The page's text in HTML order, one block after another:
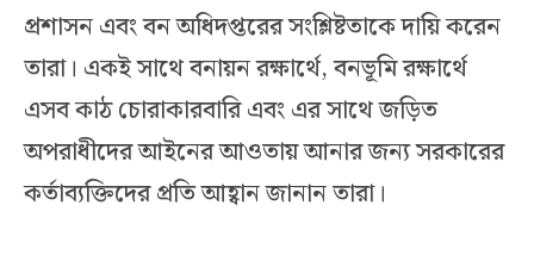
প্রশাসন এবং বন অধিদপ্তরের সংশ্লিষ্টতাকে দায়ি করেন
তারা। একই সাথে বনায়ন রক্ষার্থে, বনভূমি রক্ষার্থে
এসব কাঠ চোরাকারবারি এবং এর সাথে জড়িত
অপরাধীদের আইনের আওতায় আনার জন্য সরকারের
কর্তাব্যক্তিদের প্রতি আহ্বান জানান তারা।